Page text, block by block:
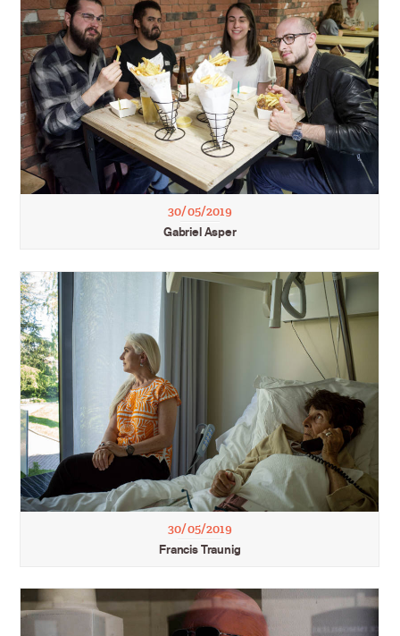
30/05/2019
Gabriel Asper
30/05/2019
Francis Traunig